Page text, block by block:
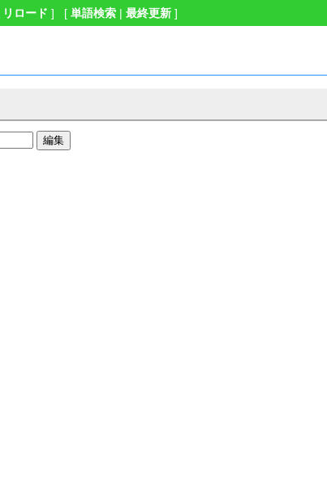
リロード ] [ 単語検索| 最終更新]